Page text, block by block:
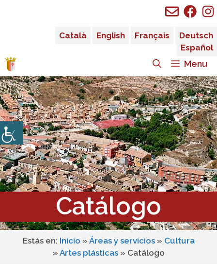
Català English Français
Deutsch
Español
Menu
Catálogo
Estás en: Inicio » Áreas y servicios» Cultura
» Artes plásticas» Catálogo